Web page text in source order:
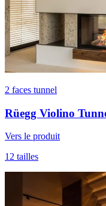
2 faces tunnel
Rüegg Violino
Vers le produit
12 tailles